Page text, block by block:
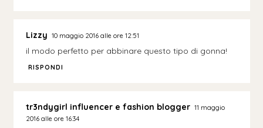
Lizzy 10 maggio 2016 alle ore 12:51
il modo perfetto per abbinare questo tipo di gonna!
RISPONDI
tr3ndygirl influencer e fashion blogger 11 maggio
2016 alle ore 16:34